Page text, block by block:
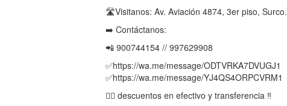
🛣️Visitanos: Av. Aviación 4874, 3er piso, Surco.
➡️ Contáctanos:
📲 900744154 // 997629908
✅https://wa.me/message/ODTVRKA7DVUGJ1
✅https://wa.me/message/YJ4QS4ORPCVRM1
👉🏻 descuentos en efectivo y transferencia ‼️